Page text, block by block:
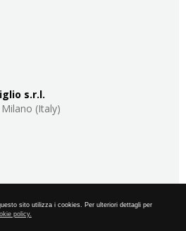
sito utilizza i cookies. Per ulteriori dettagli per
policy.
s.r.l.
(Italy)